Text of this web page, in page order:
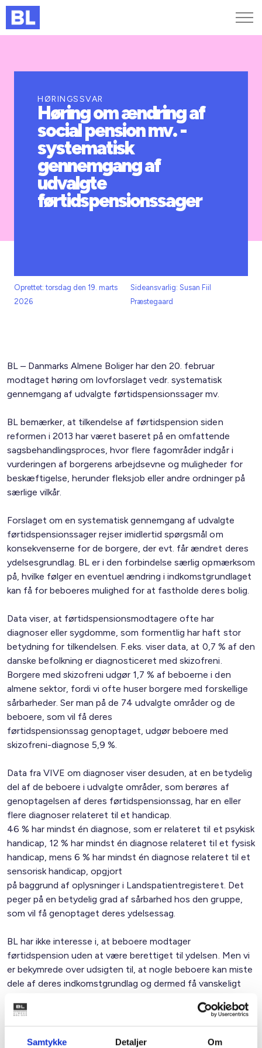
Samtykke Detaljer Om
Kurser og arrangementer
Jobportalen
HØRINGSSVAR
Høring om ændring af
social pension mv. -
systematisk
gennemgang af
udvalgte
førtidspensionssager
Oprettet: torsdag den 19. marts
2026
Sideansvarlig: Susan Fiil
Præstegaard
BL – Danmarks Almene Boliger har den 20. februar
modtaget høring om lovforslaget vedr. systematisk
gennemgang af udvalgte førtidspensionssager mv.
BL bemærker, at tilkendelse af førtidspension siden
reformen i 2013 har været baseret på en omfattende
sagsbehandlingsproces, hvor flere fagområder indgår i
vurderingen af borgerens arbejdsevne og muligheder for
beskæftigelse, herunder fleksjob eller andre ordninger på
særlige vilkår.
Forslaget om en systematisk gennemgang af udvalgte
førtidspensionssager rejser imidlertid spørgsmål om
konsekvenserne for de borgere, der evt. får ændret deres
ydelsesgrundlag. BL er i den forbindelse særlig opmærksom
på, hvilke følger en eventuel ændring i indkomstgrundlaget
kan få for beboeres mulighed for at fastholde deres bolig.
Data viser, at førtidspensionsmodtagere ofte har
diagnoser eller sygdomme, som formentlig har haft stor
betydning for tilkendelsen. F.eks. viser data, at 0,7 % af den
danske befolkning er diagnosticeret med skizofreni.
Borgere med skizofreni udgør 1,7 % af beboerne i den
almene sektor, fordi vi ofte huser borgere med forskellige
sårbarheder. Ser man på de 74 udvalgte områder og de
beboere, som vil få deres
førtidspensionssag genoptaget, udgør beboere med
skizofreni-diagnose 5,9 %.
Data fra VIVE om diagnoser viser desuden, at en betydelig
del af de beboere i udvalgte områder, som berøres af
genoptagelsen af deres førtidspensionssag, har en eller
flere diagnoser relateret til et handicap.
46 % har mindst én diagnose, som er relateret til et psykisk
handicap, 12 % har mindst én diagnose relateret til et fysisk
handicap, mens 6 % har mindst én diagnose relateret til et
sensorisk handicap, opgjort
på baggrund af oplysninger i Landspatientregisteret. Det
peger på en betydelig grad af sårbarhed hos den gruppe,
som vil få genoptaget deres ydelsessag.
BL har ikke interesse i, at beboere modtager
førtidspension uden at være berettiget til ydelsen. Men vi
er bekymrede over udsigten til, at nogle beboere kan miste
dele af deres indkomstgrundlag og dermed få vanskeligt
bolig.
Dette skal ses i lyset af, at gennemgangen af